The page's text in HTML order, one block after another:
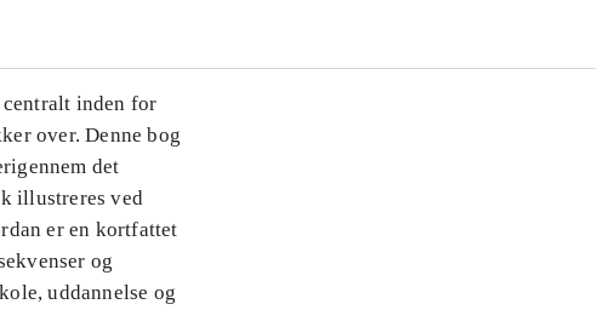
centralt inden for
over. Denne bog
det
illustreres ved
er en kortfattet
og
uddannelse og